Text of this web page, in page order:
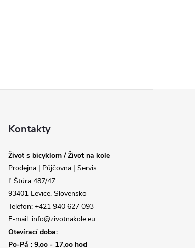
Kontakty
Život s bicyklom / Život na kole
Prodejna | Půjčovna | Servis
Ľ.Štúra 487/47
93401 Levice, Slovensko
Telefon: +421 940 627 093
E-mail: info@zivotnakole.eu
Otevírací doba:
Po-Pá : 9,oo - 17,oo hod